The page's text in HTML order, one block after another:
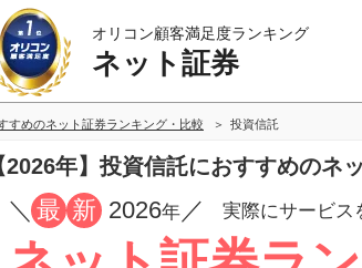
オリコン顧客満足度ランキング
ネット証券
すめのネット証券ランキング・比較 投資信託
2026年】投資信託におすすめのネ
／ 最 新 2026年 ／ 実際にサービス